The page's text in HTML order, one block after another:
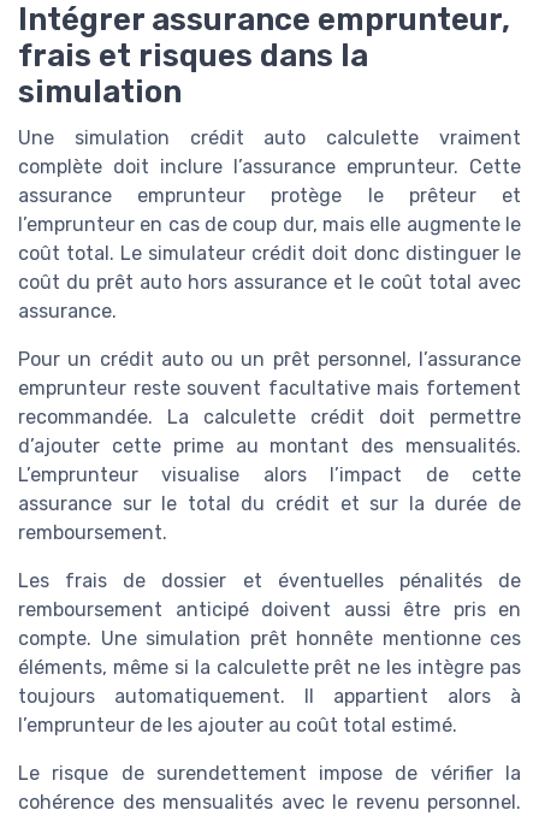
Intégrer assurance emprunteur,
frais et risques dans la
simulation
Une simulation crédit auto calculette vraiment
complète doit inclure l’assurance emprunteur. Cette
assurance emprunteur protège le prêteur et
l’emprunteur en cas de coup dur, mais elle augmente le
coût total. Le simulateur crédit doit donc distinguer le
coût du prêt auto hors assurance et le coût total avec
assurance.
Pour un crédit auto ou un prêt personnel, l’assurance
emprunteur reste souvent facultative mais fortement
recommandée. La calculette crédit doit permettre
d’ajouter cette prime au montant des mensualités.
L’emprunteur visualise alors l’impact de cette
assurance sur le total du crédit et sur la durée de
remboursement.
Les frais de dossier et éventuelles pénalités de
remboursement anticipé doivent aussi être pris en
compte. Une simulation prêt honnête mentionne ces
éléments, même si la calculette prêt ne les intègre pas
toujours automatiquement. Il appartient alors à
l’emprunteur de les ajouter au coût total estimé.
Le risque de surendettement impose de vérifier la
cohérence des mensualités avec le revenu personnel.